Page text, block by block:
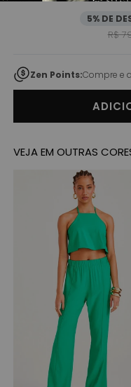
5% DE
R$
Zen Points:Compre e
VEJA EM OUTRAS